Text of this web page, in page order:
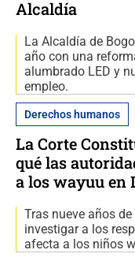
Alcaldía
La Alcaldía de
año con una
alumbrado LED y
empleo.
Derechos humanos
La Corte
qué las
a los wayuu en
Tras nueve años
investigar a los
afecta a los niños